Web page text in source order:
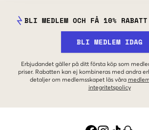
BLI MEDLEM OCH FÅ 10%
BLI MEDLEM IDAG
Erbjudandet gäller på ditt första köp som
priser. Rabatten kan ej kombineras med andra
detaljer om medlemsskapet läs våra
integritetspolicy